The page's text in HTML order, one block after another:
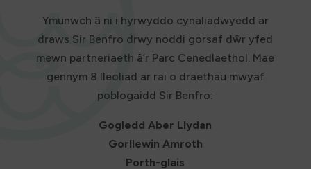
Ymunwch â ni i hyrwyddo cynaliadwyedd ar
draws Sir Benfro drwy noddi gorsaf dŵr yfed
mewn partneriaeth â’r Parc Cenedlaethol. Mae
gennym 8 lleoliad ar rai o draethau mwyaf
poblogaidd Sir Benfro:
Gogledd Aber Llydan
Gorllewin Amroth
Porth-glais